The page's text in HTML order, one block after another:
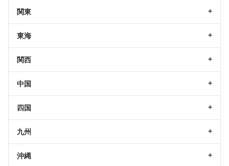
関東
東海
関西
中国
四国
九州
沖縄